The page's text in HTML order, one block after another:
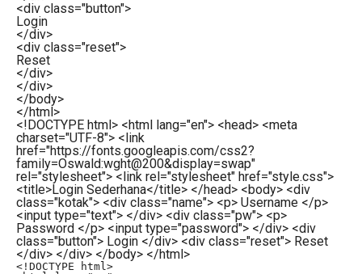
<div class="button">
Login
</div>
<div class="reset">
Reset
</div>
</div>
</body>
</html>
<!DOCTYPE html> <html lang="en"> <head> <meta
charset="UTF-8"> <link
href="https://fonts.googleapis.com/css2?
family=Oswald:wght@200&display=swap"
rel="stylesheet"> <link rel="stylesheet" href="style.css">
<title>Login Sederhana</title> </head> <body> <div
class="kotak"> <div class="name"> <p> Username </p>
<input type="text"> </div> <div class="pw"> <p>
Password </p> <input type="password"> </div> <div
class="button"> Login </div> <div class="reset"> Reset
</div> </div> </body> </html>
<!DOCTYPE html>